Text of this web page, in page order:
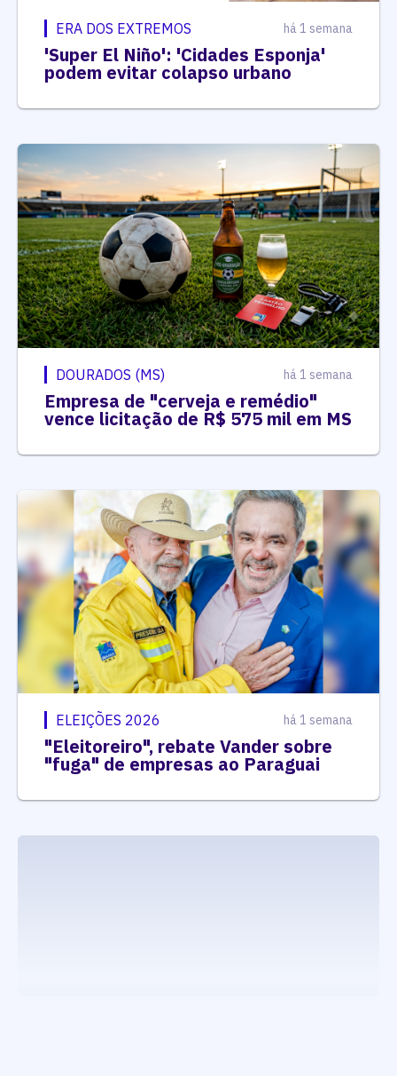
ERA DOS EXTREMOS há 1 semana
'Super El Niño': 'Cidades Esponja'
podem evitar colapso urbano
DOURADOS (MS) há 1 semana
Empresa de "cerveja e remédio"
vence licitação de R$ 575 mil em MS
ELEIÇÕES 2026 há 1 semana
"Eleitoreiro", rebate Vander sobre
"fuga" de empresas ao Paraguai